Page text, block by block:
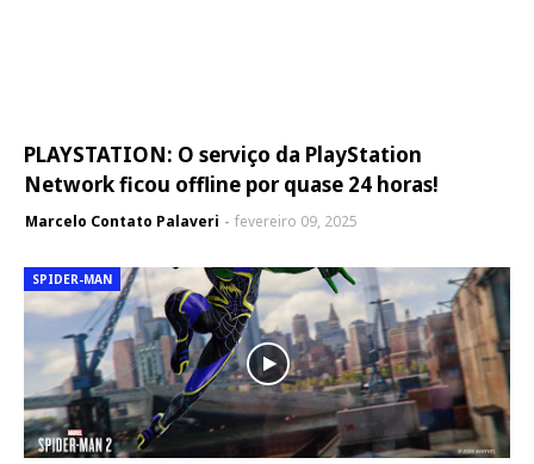
PLAYSTATION: O serviço da PlayStation
Network ficou offline por quase 24 horas!
Marcelo Contato Palaveri fevereiro 09, 2025
SPIDER-MAN